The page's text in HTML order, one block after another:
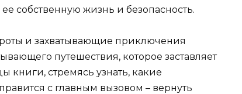
собственную жизнь и безопасность.
и захватывающие приключения
путешествия, которое заставляет
книги, стремясь узнать, какие
с главным вызовом – вернуть